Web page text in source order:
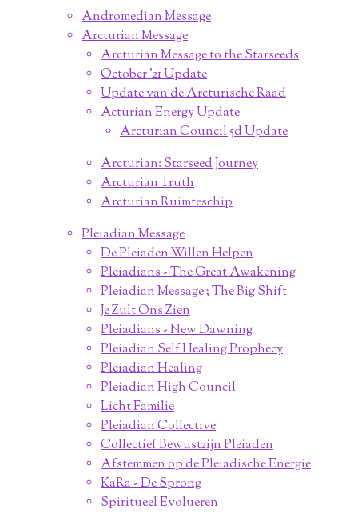
Andromedian Message
Arcturian Message
Arcturian Message to the Starseeds
October '21 Update
Update van de Arcturische Raad
Acturian Energy Update
Arcturian Council 5d Update
Arcturian: Starseed Journey
Arcturian Truth
Arcturian Ruimteschip
Pleiadian Message
De Pleiaden Willen Helpen
Pleiadians - The Great Awakening
Pleiadian Message ; The Big Shift
Je Zult Ons Zien
Pleiadians - New Dawning
Pleiadian Self Healing Prophecy
Pleiadian Healing
Pleiadian High Council
Licht Familie
Pleiadian Collective
Collectief Bewustzijn Pleiaden
Afstemmen op de Pleiadische Energie
KaRa - De Sprong
Spiritueel Evolueren